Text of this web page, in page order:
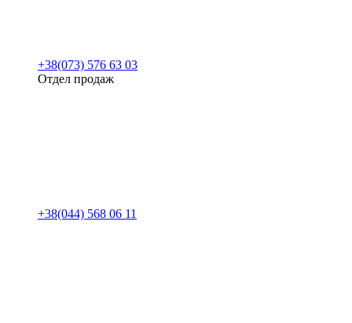
+38(073) 576 63 03
Отдел продаж
+38(044) 568 06 11